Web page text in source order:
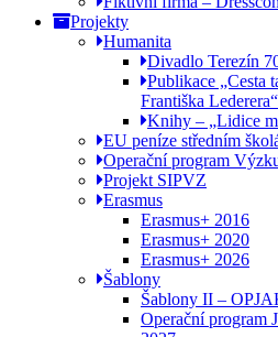
Projekty
Humanita
Divadlo Terezín
Publikace „Cesta
Františka Lederera“
Knihy – „Lidice
EU peníze středním
Operační program
Projekt SIPVZ
Erasmus
Erasmus+ 2016
Erasmus+ 2020
Erasmus+ 2026
Šablony
Šablony II –
Operační program